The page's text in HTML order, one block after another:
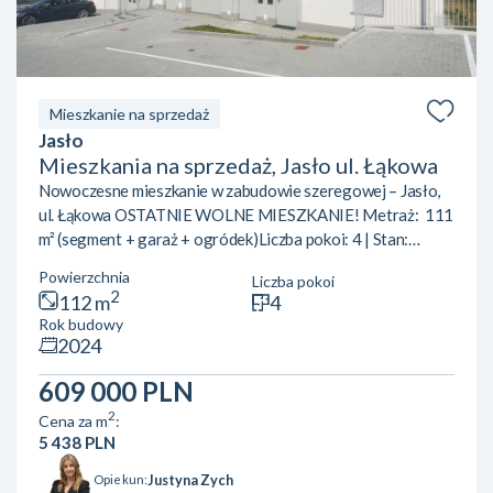
Mieszkanie na sprzedaż
Jasło
Mieszkania na sprzedaż, Jasło ul. Łąkowa
Nowoczesne mieszkanie w zabudowie szeregowej – Jasło,
ul. Łąkowa OSTATNIE WOLNE MIESZKANIE! Metraż: 111
m² (segment + garaż + ogródek)Liczba pokoi: 4 | Stan:
dobrze skomunikowanej okolicy – ta oferta jest dla
Ciebie.Nowoczesne mieszkanie w zabudowie szeregowej
przy ul. Łąkowej w Jaśle to idealne miejsce dla rodzin, par i
wszystkich, którzy chcą połączyć komfort mieszkania w
mieście z bliskością natury. ✅ – 111 m² – ...
Powierzchnia
112 m2
Liczba pokoi
4
Rok budowy
2024
609 000 PLN
Cena za m2:
5 438 PLN
Opiekun:Justyna Zych